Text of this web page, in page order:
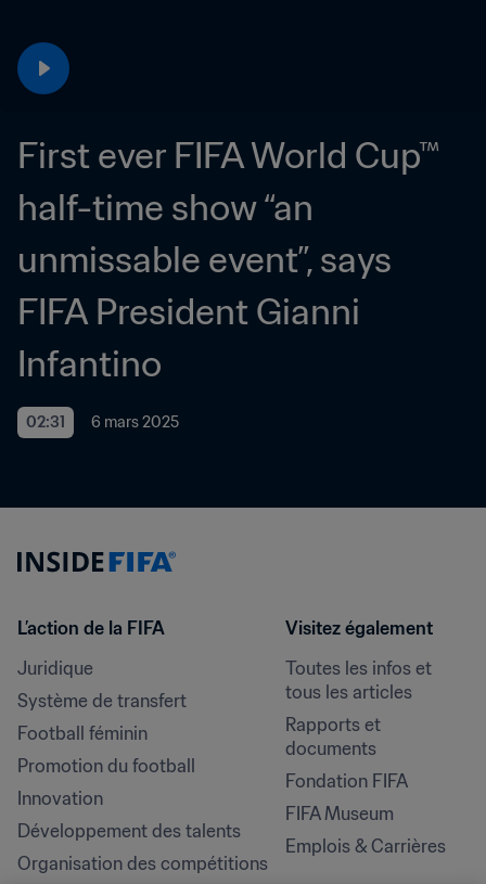
First ever FIFA World Cup™
half-time show “an
unmissable event”, says
FIFA President Gianni
Infantino
02:31 6 mars 2025
L’action de la FIFA
Juridique
Système de transfert
Football féminin
Promotion du football
Innovation
Développement des talents
Organisation des compétitions
Visitez également
Toutes les infos et
tous les articles
Rapports et
documents
Fondation FIFA
FIFA Museum
Emplois & Carrières